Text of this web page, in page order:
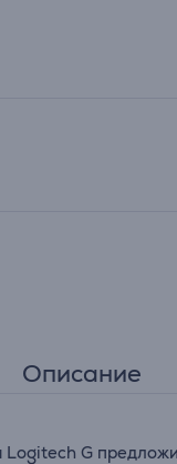
Описание
Logitech G